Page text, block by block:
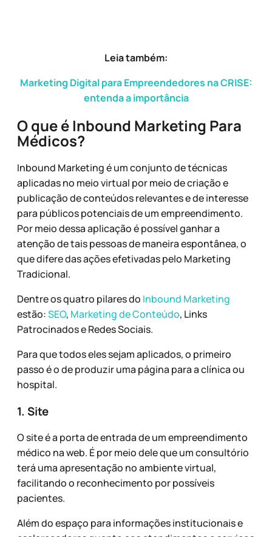
Leia também:
Marketing Digital para Empreendedores na CRISE:
entenda a importância
O que é Inbound Marketing Para
Médicos?
Inbound Marketing é um conjunto de técnicas
aplicadas no meio virtual por meio de criação e
publicação de conteúdos relevantes e de interesse
para públicos potenciais de um empreendimento.
Por meio dessa aplicação é possível ganhar a
atenção de tais pessoas de maneira espontânea, o
que difere das ações efetivadas pelo Marketing
Tradicional.
Dentre os quatro pilares do Inbound Marketing
estão:SEO, Marketing de Conteúdo, Links
Patrocinados e Redes Sociais.
Para que todos eles sejam aplicados, o primeiro
passo é o de produzir uma página para a clínica ou
hospital.
1. Site
O site é a porta de entrada de um empreendimento
médico na web. É por meio dele que um consultório
terá uma apresentação no ambiente virtual,
facilitando o reconhecimento por possíveis
pacientes.
Além do espaço para informações institucionais e